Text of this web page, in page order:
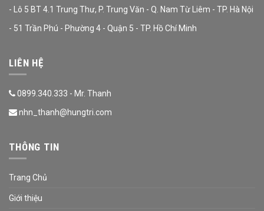
- Lô 5 BT 4.1 Trung Thư, P. Trung Văn - Q. Nam Từ Liêm - TP. Hà Nội
- 51 Trần Phú - Phường 4 - Quận 5 - TP. Hồ Chí Minh
LIÊN HỆ
0899.340.333 - Mr. Thanh
nhn_thanh@hungtri.com
THÔNG TIN
Trang Chủ
Giới thiệu